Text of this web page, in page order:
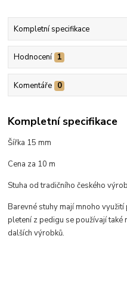
Kompletní specifikace
Hodnocení 1
Komentáře 0
Kompletní specifikace
Šířka 15 mm
Cena za 10 m
Stuha od tradičního českého
Barevné stuhy mají mnoho
pletení z pedigu se používají také
dalších výrobků.